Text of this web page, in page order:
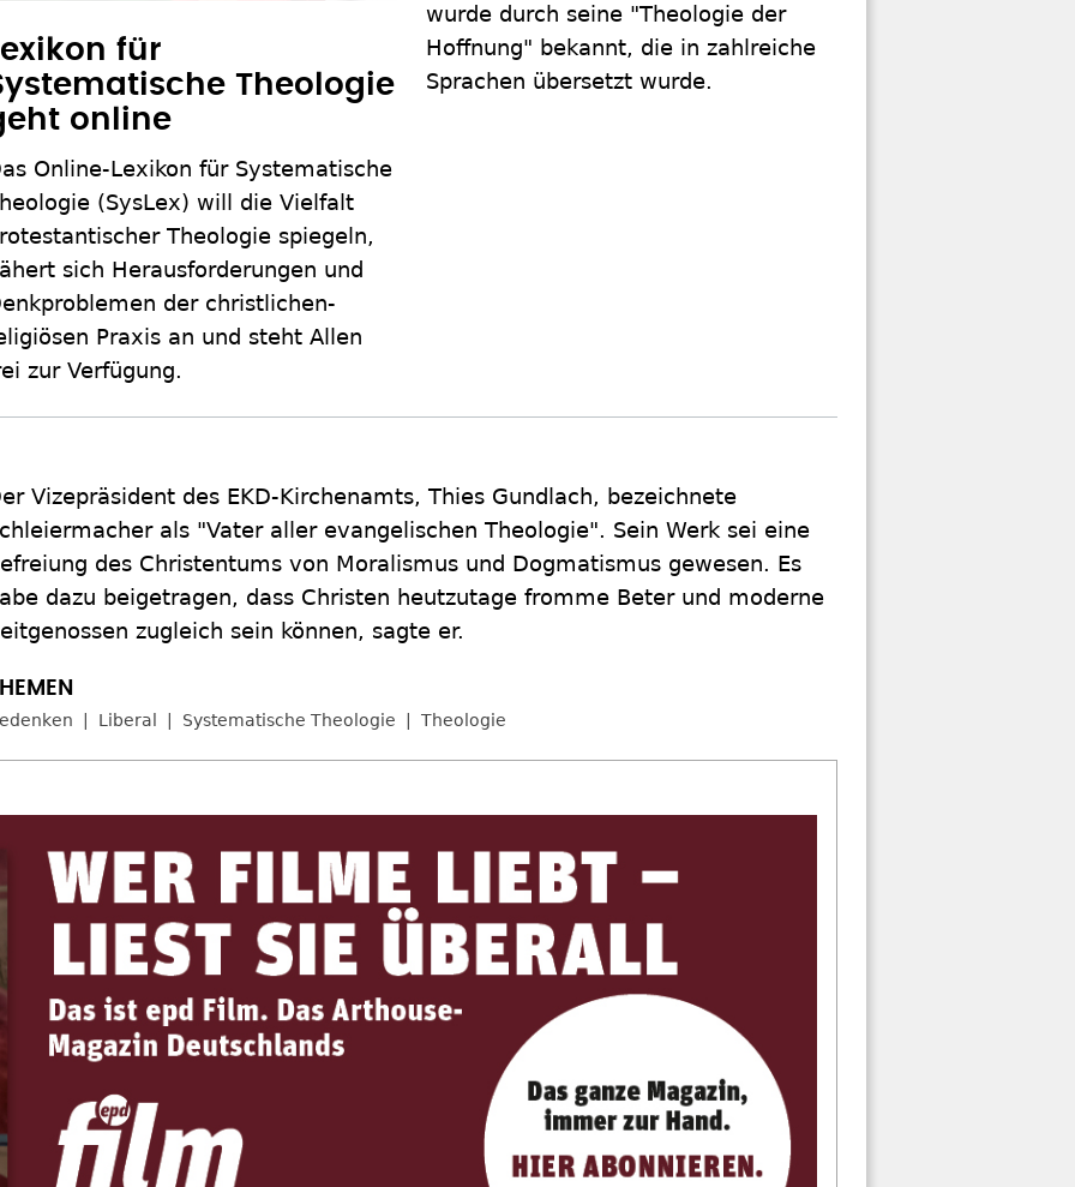
für
Theologie
online
Online-Lexikon für Systematische
(SysLex) will die Vielfalt
Theologie spiegeln,
sich Herausforderungen und
der christlichen-
Praxis an und steht Allen
zur Verfügung.
wurde durch seine "Theologie der
Hoffnung" bekannt, die in zahlreiche
Sprachen übersetzt wurde.
Vizepräsident des EKD-Kirchenamts, Thies Gundlach, bezeichnete
als "Vater aller evangelischen Theologie". Sein Werk sei eine
des Christentums von Moralismus und Dogmatismus gewesen. Es
dazu beigetragen, dass Christen heutzutage fromme Beter und moderne
zugleich sein können, sagte er.
Liberal Systematische Theologie Theologie